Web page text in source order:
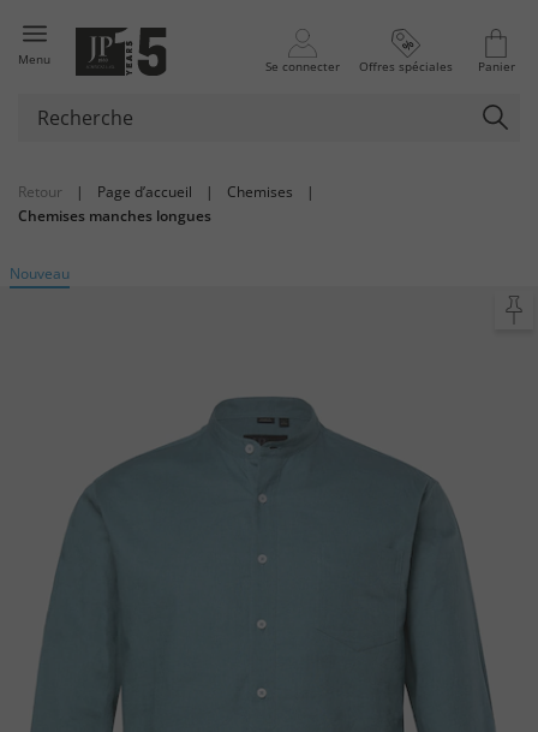
Menu Se connecter Offres spéciales Panier
Retour | Page d’accueil | Chemises
|
Chemises manches longues
Nouveau